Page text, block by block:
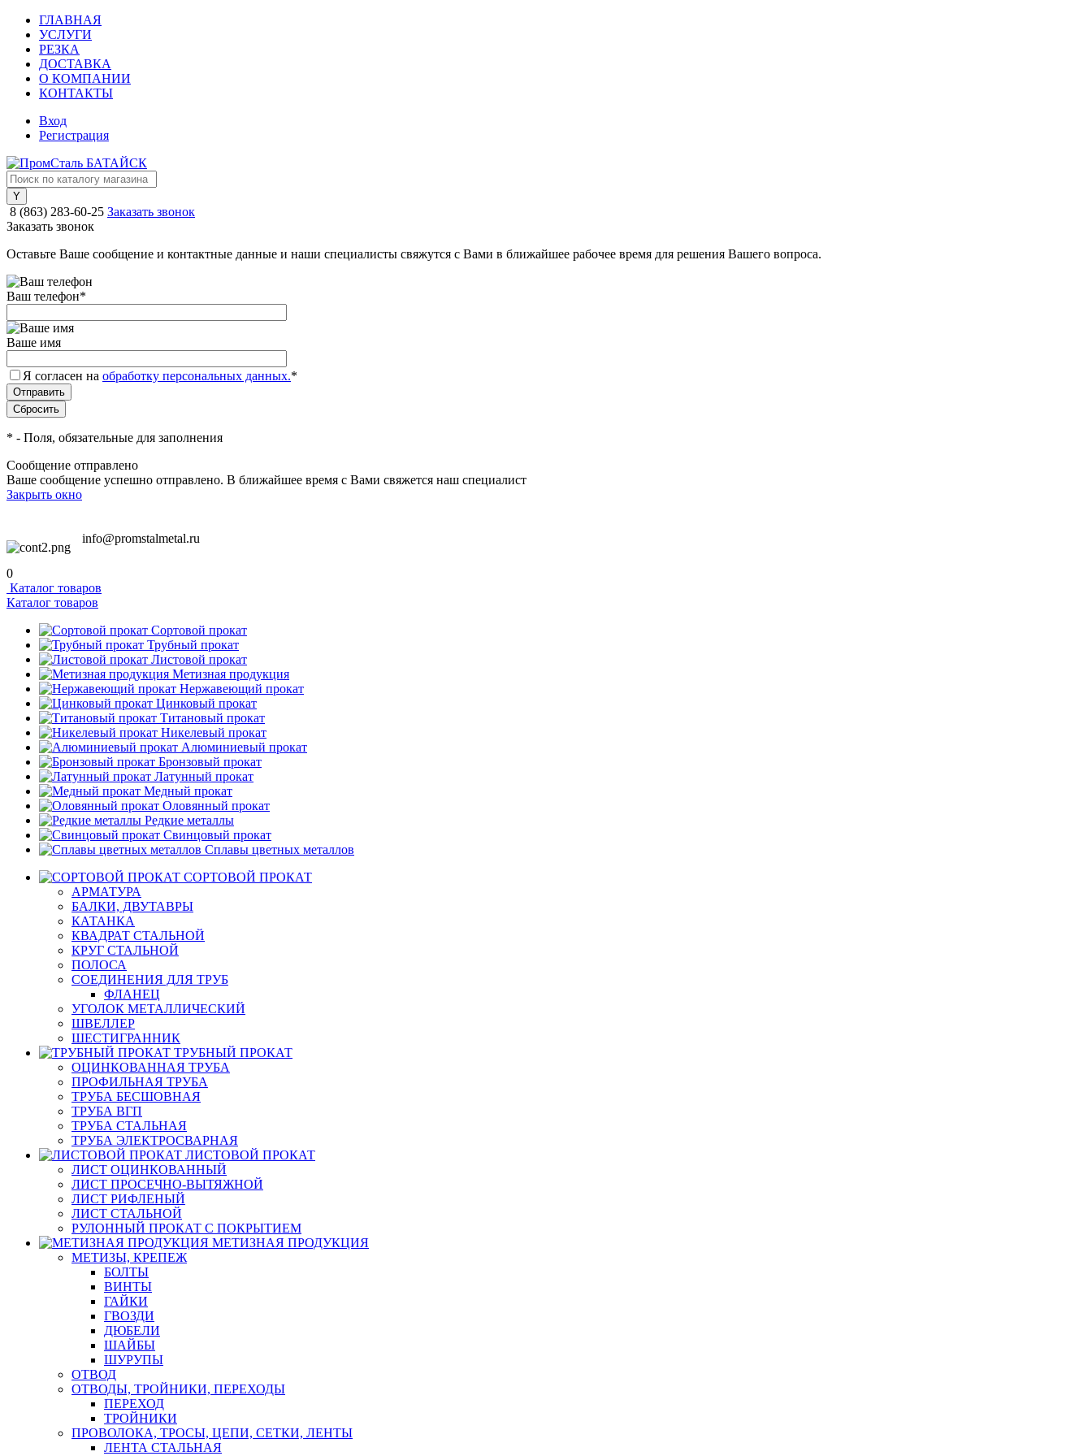
ГЛАВНАЯ
УСЛУГИ
РЕЗКА
ДОСТАВКА
О КОМПАНИИ
КОНТАКТЫ
Вход
Регистрация
8 (863) 283-60-25 Заказать звонок
Заказать звонок
Оставьте Ваше сообщение и контактные данные и наши специалисты свяжутся с Вами в ближайшее рабочее время для решения Вашего вопроса.
Ваш телефон*
Ваше имя
Я согласен на обработку персональных данных.*
* - Поля, обязательные для заполнения
Сообщение отправлено
Ваше сообщение успешно отправлено. В ближайшее время с Вами свяжется наш специалист
Закрыть окно
info@promstalmetal.ru
0
Каталог товаров
Каталог товаров
Сортовой прокат
Трубный прокат
Листовой прокат
Метизная продукция
Нержавеющий прокат
Цинковый прокат
Титановый прокат
Никелевый прокат
Алюминиевый прокат
Бронзовый прокат
Латунный прокат
Медный прокат
Оловянный прокат
Редкие металлы
Свинцовый прокат
Сплавы цветных металлов
СОРТОВОЙ ПРОКАТ
АРМАТУРА
БАЛКИ, ДВУТАВРЫ
КАТАНКА
КВАДРАТ СТАЛЬНОЙ
КРУГ СТАЛЬНОЙ
ПОЛОСА
СОЕДИНЕНИЯ ДЛЯ ТРУБ
ФЛАНЕЦ
УГОЛОК МЕТАЛЛИЧЕСКИЙ
ШВЕЛЛЕР
ШЕСТИГРАННИК
ТРУБНЫЙ ПРОКАТ
ОЦИНКОВАННАЯ ТРУБА
ПРОФИЛЬНАЯ ТРУБА
ТРУБА БЕСШОВНАЯ
ТРУБА ВГП
ТРУБА СТАЛЬНАЯ
ТРУБА ЭЛЕКТРОСВАРНАЯ
ЛИСТОВОЙ ПРОКАТ
ЛИСТ ОЦИНКОВАННЫЙ
ЛИСТ ПРОСЕЧНО-ВЫТЯЖНОЙ
ЛИСТ РИФЛЕНЫЙ
ЛИСТ СТАЛЬНОЙ
РУЛОННЫЙ ПРОКАТ С ПОКРЫТИЕМ
МЕТИЗНАЯ ПРОДУКЦИЯ
МЕТИЗЫ, КРЕПЕЖ
БОЛТЫ
ВИНТЫ
ГАЙКИ
ГВОЗДИ
ДЮБЕЛИ
ШАЙБЫ
ШУРУПЫ
ОТВОД
ОТВОДЫ, ТРОЙНИКИ, ПЕРЕХОДЫ
ПЕРЕХОД
ТРОЙНИКИ
ПРОВОЛОКА, ТРОСЫ, ЦЕПИ, СЕТКИ, ЛЕНТЫ
ЛЕНТА СТАЛЬНАЯ